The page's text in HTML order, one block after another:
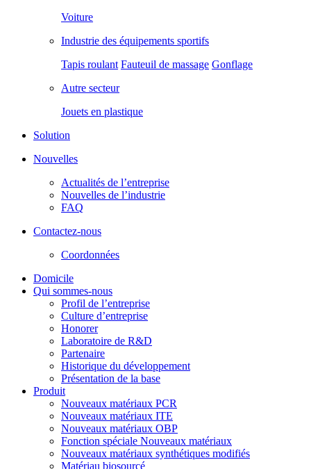
Voiture
Industrie des équipements sportifs
Tapis roulant Fauteuil de massage Gonflage
Autre secteur
Jouets en plastique
Solution
Nouvelles
Actualités de l’entreprise
Nouvelles de l’industrie
FAQ
Contactez-nous
Coordonnées
Domicile
Qui sommes-nous
Profil de l’entreprise
Culture d’entreprise
Honorer
Laboratoire de R&D
Partenaire
Historique du développement
Présentation de la base
Produit
Nouveaux matériaux PCR
Nouveaux matériaux ITE
Nouveaux matériaux OBP
Fonction spéciale Nouveaux matériaux
Nouveaux matériaux synthétiques modifiés
Matériau biosourcé